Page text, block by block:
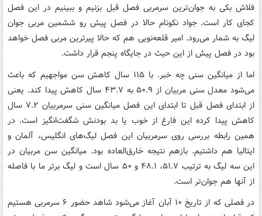
فلاش بکی به جوان‌ترین سرمربی فصل قبل بزنیم و ببینیم در این فصل
کجای کار است. جواد نکونام حالا در فصل پیش رو ششمین مربی جوان
لیگ به شمار می‌رود. امیر قلعه‌نویی هم که حالا پیرترین مربی فصل خواهد
بود در فصل پیش از این حیث در جایگاه پنجم قرار داشت.
اما از میانگین سنی چه خبر. با ۱۱۵ سال کاهش سن مواجهیم که باعث
می‌شود معدل سنی مربیان از ۵۰.۹ به ۴۳.۷ سال کاهش پیدا کند. یعنی
از ابتدای فصل قبل تا ابتدای این فصل میانگین سنی سرمربیان ۷.۲ سال
کاهش پیدا کرده این فارغ از خوب یا بد بودنش شگفت‌انگیز است. در
همین رابطه بررسی روی سرمربیان این فصل لیگ‌های انگلیس، آلمان و
ایتالیا هم داشتیم. بازهم نتیجه خارق‌العاده بود. میانگین سن مربیان در
این سه لیگ به ترتیب ۵۱.۷، ۴۸.۱ و ۵۰ سال است و لیگ برتر ما با فاصله
از آنها هم جوان‌تر است.
در فصلی که از تاریخ ۱۰ آبان آغاز می‌شود شاهد حضور ۶ سرمربی هستیم